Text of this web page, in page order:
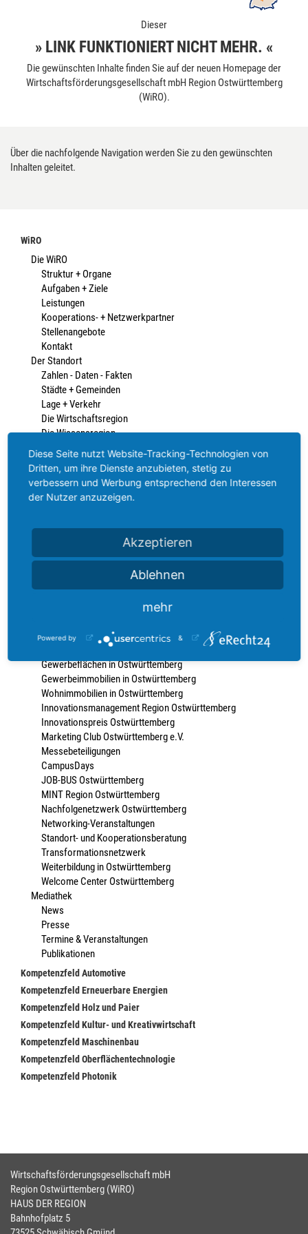
Dieser
» LINK FUNKTIONIERT NICHT MEHR. «
Die gewünschten Inhalte finden Sie auf der neuen Homepage der
Wirtschaftsförderungsgesellschaft mbH Region Ostwürttemberg
(WiRO).
Über die nachfolgende Navigation werden Sie zu den gewünschten
Inhalten geleitet.
WiRO
Die WiRO
Struktur + Organe
Aufgaben + Ziele
Leistungen
Kooperations- + Netzwerkpartner
Stellenangebote
Kontakt
Der Standort
Zahlen - Daten - Fakten
Städte + Gemeinden
Lage + Verkehr
Die Wirtschaftsregion
Die Wissensregion
Die Wohlfühlregion
Branchen & Kompetenzfelder
Im Überblick
Automotive
Transformationsnetzwerk
Kultur- + Kreativwirtschaft
Maschinen-. Anlagen- + Werkzeugbau
Oberflächentechnologie
Photonik
Fachkräfteportal
Firmendatenbank
Gewerbeflächen in Ostwürttemberg
Gewerbeimmobilien in Ostwürttemberg
Wohnimmobilien in Ostwürttemberg
Innovationsmanagement Region Ostwürttemberg
Innovationspreis Ostwürttemberg
Marketing Club Ostwürttemberg e.V.
Messebeteiligungen
CampusDays
JOB-BUS Ostwürttemberg
MINT Region Ostwürttemberg
Nachfolgenetzwerk Ostwürttemberg
Networking-Veranstaltungen
Standort- und Kooperationsberatung
Transformationsnetzwerk
Weiterbildung in Ostwürttemberg
Welcome Center Ostwürttemberg
Mediathek
News
Presse
Termine & Veranstaltungen
Publikationen
Kompetenzfeld Automotive
Kompetenzfeld Erneuerbare Energien
Kompetenzfeld Holz und Paier
Kompetenzfeld Kultur- und Kreativwirtschaft
Kompetenzfeld Maschinenbau
Kompetenzfeld Oberflächentechnologie
Kompetenzfeld Photonik
Wirtschaftsförderungsgesellschaft mbH
Region Ostwürttemberg (WiRO)
HAUS DER REGION
Bahnhofplatz 5
Diese Seite nutzt Website-Tracking-Technologien von
Dritten, um ihre Dienste anzubieten, stetig zu
verbessern und Werbung entsprechend den Interessen
der Nutzer anzuzeigen.
Akzeptieren
Ablehnen
mehr
Powered by &